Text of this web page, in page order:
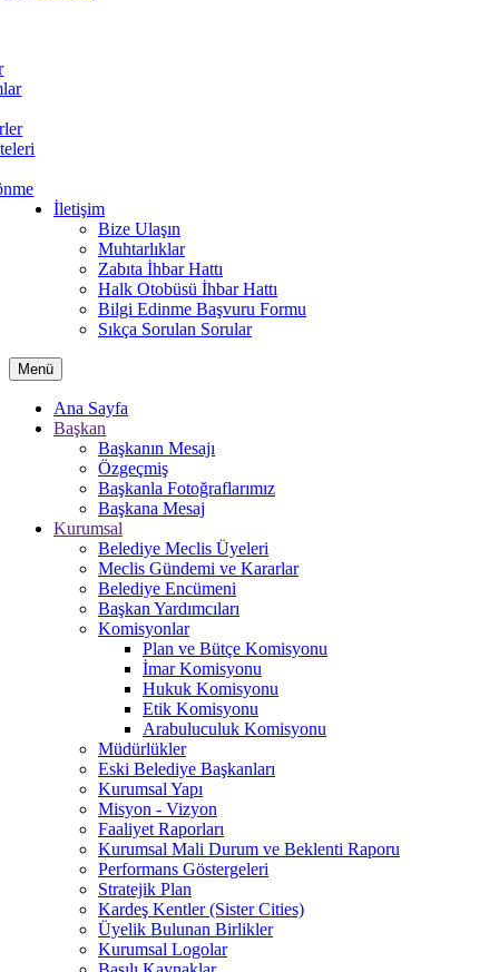
İletişim
Bize Ulaşın
Muhtarlıklar
Zabıta İhbar Hattı
Halk Otobüsü İhbar Hattı
Bilgi Edinme Başvuru Formu
Sıkça Sorulan Sorular
Menü
Ana Sayfa
Başkan
Başkanın Mesajı
Özgeçmiş
Başkanla Fotoğraflarımız
Başkana Mesaj
Kurumsal
Belediye Meclis Üyeleri
Meclis Gündemi ve Kararlar
Belediye Encümeni
Başkan Yardımcıları
Komisyonlar
Plan ve Bütçe Komisyonu
İmar Komisyonu
Hukuk Komisyonu
Etik Komisyonu
Arabuluculuk Komisyonu
Müdürlükler
Eski Belediye Başkanları
Kurumsal Yapı
Misyon - Vizyon
Faaliyet Raporları
Kurumsal Mali Durum ve Beklenti Raporu
Performans Göstergeleri
Stratejik Plan
Kardeş Kentler (Sister Cities)
Üyelik Bulunan Birlikler
Kurumsal Logolar